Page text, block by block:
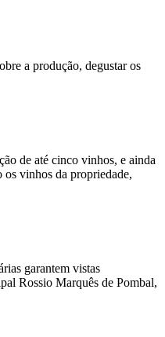
a produção, degustar os
de até cinco vinhos, e ainda
vinhos da propriedade,
garantem vistas
Rossio Marquês de Pombal,